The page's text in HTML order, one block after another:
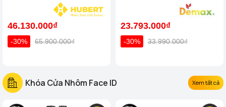
46.130.000₫
-30% 65.900.000₫
23.793.000₫
-30% 33.990.000₫
Khóa Cửa Nhôm Face ID Xem tất cả